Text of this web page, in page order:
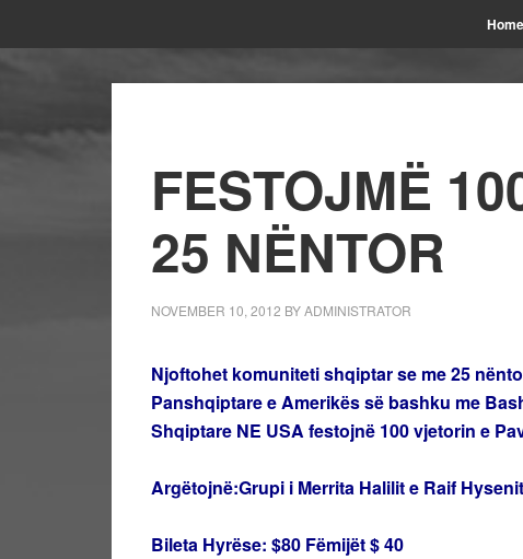
Home
FESTOJMË
25 NËNTOR
NOVEMBER 10, 2012 BYADMINISTRATOR
Njoftohet komuniteti shqiptar se me 25
Panshqiptare e Amerikës së bashku me
Shqiptare NE USA festojnë 100 vjetorin e
Argëtojnë:Grupi i Merrita Halilit e Raif
Bileta Hyrëse: $80 Fëmijët $ 40